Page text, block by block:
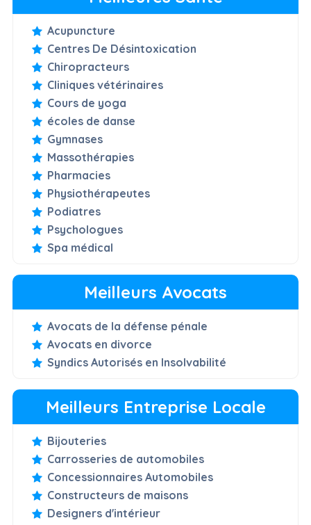
Acupuncture
Centres De Désintoxication
Chiropracteurs
Cliniques vétérinaires
Cours de yoga
écoles de danse
Gymnases
Massothérapies
Pharmacies
Physiothérapeutes
Podiatres
Psychologues
Spa médical
Meilleurs Avocats
Avocats de la défense pénale
Avocats en divorce
Syndics Autorisés en Insolvabilité
Meilleurs Entreprise Locale
Bijouteries
Carrosseries de automobiles
Concessionnaires Automobiles
Constructeurs de maisons
Designers d'intérieur